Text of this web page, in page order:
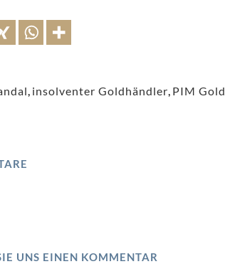
insolventer Goldhändler PIM Gold
UNS EINEN KOMMENTAR